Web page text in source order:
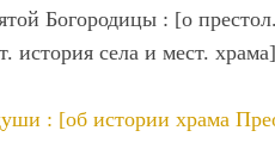
Богородицы : [о
история села и мест.
: [об истории храма